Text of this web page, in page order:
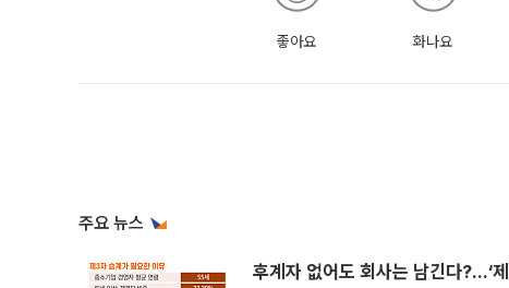
좋아요 화나요
주요 뉴스
후계자 없어도 회사는 남긴다?…‘